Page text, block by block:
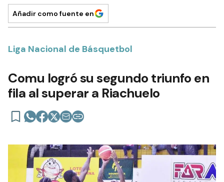
Añadir como fuente en
Liga Nacional de Básquetbol
Comu logró su segundo triunfo en
fila al superar a Riachuelo